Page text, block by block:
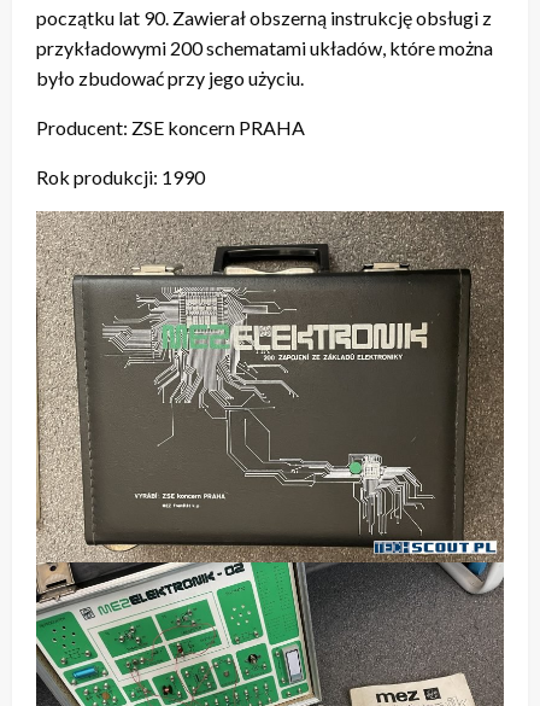
początku lat 90. Zawierał obszerną instrukcję obsługi z
przykładowymi 200 schematami układów, które można
było zbudować przy jego użyciu.
Producent: ZSE koncern PRAHA
Rok produkcji: 1990